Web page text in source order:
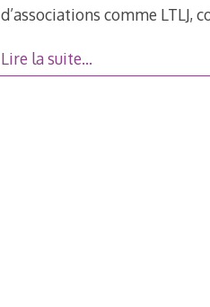
d’associations comme LTLJ,
Lire la suite…